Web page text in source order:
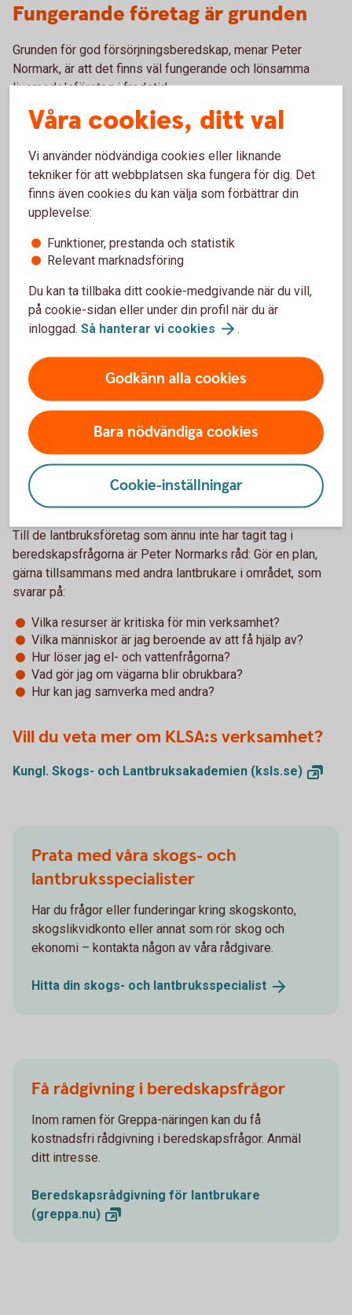
Fungerande företag är grunden
Grunden för god försörjningsberedskap, menar Peter
Normark, är att det finns väl fungerande och lönsamma
livsmedelsföretag i fredstid.
– Vi måste ha företag som kan producera mat och vi
behöver få upp volymerna bland annat på kött, ost och
grönsaker. Självförsörjningsgraden för livsmedel som
helhet ligger i dag runt 50 procent. Vi är bara helt
självförsörjande på morötter, socker och spannmål.
beredskap i Sverige.
missade ett gyllene tillfälle i år när skördarna var stora.
Tyvärr går det mesta av överskottet på export.
Gör en plan
Mycket återstår att göra och att lära, men vi är en bit på väg.
– Vi ligger efter både Finland och Norge, men många
svenska företag har gjort jobbet och har bra planer, inte mist
inom lantbrukssektorn. Där är man van vid att hantera det
oväntade. Men nu gäller det att vi börjar öva på att
genomföra planerna också, säger han.
Till de lantbruksföretag som ännu inte har tagit tag i
beredskapsfrågorna är Peter Normarks råd: Gör en plan,
gärna tillsammans med andra lantbrukare i området, som
svarar på:
Vilka resurser är kritiska för min verksamhet?
Vilka människor är jag beroende av att få hjälp av?
Hur löser jag el- och vattenfrågorna?
Vad gör jag om vägarna blir obrukbara?
Hur kan jag samverka med andra?
Vill du veta mer om KLSA:s verksamhet?
Kungl. Skogs- och Lantbruksakademien (ksls.se)
Prata med våra skogs- och
lantbruksspecialister
Har du frågor eller funderingar kring skogskonto,
skogslikvidkonto eller annat som rör skog och
ekonomi – kontakta någon av våra rådgivare.
Hitta din skogs- och lantbruksspecialist
Få rådgivning i beredskapsfrågor
Inom ramen för Greppa-näringen kan du få
kostnadsfri rådgivning i beredskapsfrågor. Anmäl
ditt intresse.
Beredskapsrådgivning för lantbrukare
(greppa.nu)
Våra cookies, ditt val
Vi använder nödvändiga cookies eller liknande
tekniker för att webbplatsen ska fungera för dig. Det
finns även cookies du kan välja som förbättrar din
upplevelse:
Funktioner, prestanda och statistik
Relevant marknadsföring
Du kan ta tillbaka ditt cookie-medgivande när du vill,
på cookie-sidan eller under din profil när du är
inloggad. Så hanterar vi cookies .
Godkänn alla cookies
Bara nödvändiga cookies
Cookie-inställningar